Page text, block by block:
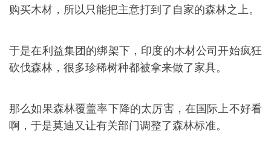
购买木材，所以只能把主意打到了自家的森林之上。
于是在利益集团的绑架下，印度的木材公司开始疯狂
砍伐森林，很多珍稀树种都被拿来做了家具。
那么如果森林覆盖率下降的太厉害，在国际上不好看
啊， 于是莫迪又让有关部门调整了森林标准。